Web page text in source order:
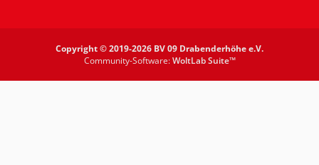
Copyright © 2019-2026 BV 09 Drabenderhöhe e.V.
Community-Software:WoltLab Suite™